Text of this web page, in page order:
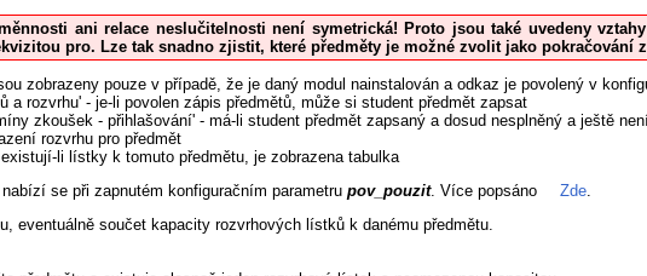
ani relace neslučitelnosti není symetrická! Proto jsou také uvedeny
pro. Lze tak snadno zjistit, které předměty je možné zvolit jako pokračování
zobrazeny pouze v případě, že je daný modul nainstalován a odkaz je povolený v
a rozvrhu' - je-li povolen zápis předmětů, může si student předmět zapsat
zkoušek - přihlašování' - má-li student předmět zapsaný a dosud nesplněný a ještě
rozvrhu pro předmět
li lístky k tomuto předmětu, je zobrazena tabulka
se při zapnutém konfiguračním parametru pov_pouzit. Více popsáno Zde.
eventuálně součet kapacity rozvrhových lístků k danému předmětu.